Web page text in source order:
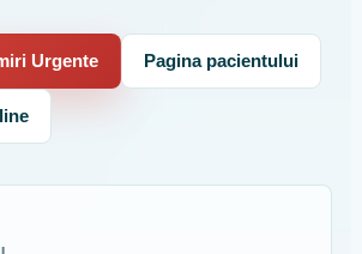
Urgente Pagina pacientului